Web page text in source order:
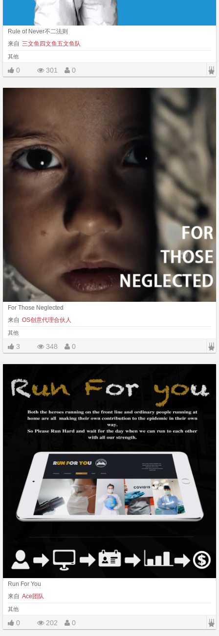
Rule of Never不二法则
来自 三文鱼四文鱼五文鱼队
其他
0 301 0 |||
For Those Neglected
来自 OS创意代理合伙人
其他
3 348 0 |||
Run For You
来自 Ace团队
其他
0 202 0 |||